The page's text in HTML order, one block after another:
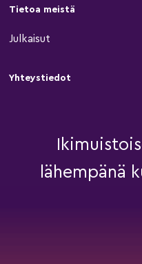
Tietoa meistä
Julkaisut
Yhteystiedot
lähempänä